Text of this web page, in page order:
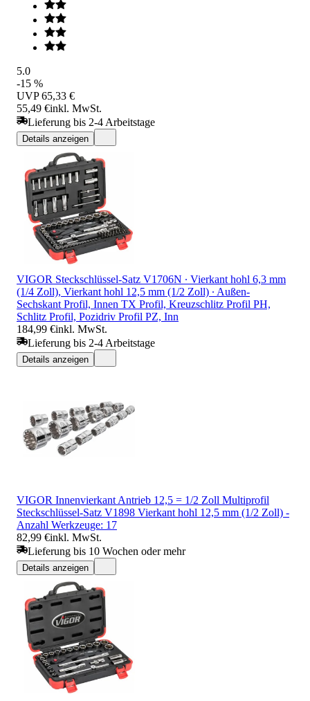
5.0
-15 %
UVP 65,33 €
55,49 €inkl. MwSt.
Lieferung bis 2-4 Arbeitstage
Details anzeigen
VIGOR Steckschlüssel-Satz V1706N ∙ Vierkant hohl 6,3 mm
(1/4 Zoll), Vierkant hohl 12,5 mm (1/2 Zoll) ∙ Außen-
Sechskant Profil, Innen TX Profil, Kreuzschlitz Profil PH,
Schlitz Profil, Pozidriv Profil PZ, Inn
184,99 €inkl. MwSt.
Lieferung bis 2-4 Arbeitstage
Details anzeigen
VIGOR Innenvierkant Antrieb 12,5 = 1/2 Zoll Multiprofil
Steckschlüssel-Satz V1898 Vierkant hohl 12,5 mm (1/2 Zoll) -
Anzahl Werkzeuge: 17
82,99 €inkl. MwSt.
Lieferung bis 10 Wochen oder mehr
Details anzeigen